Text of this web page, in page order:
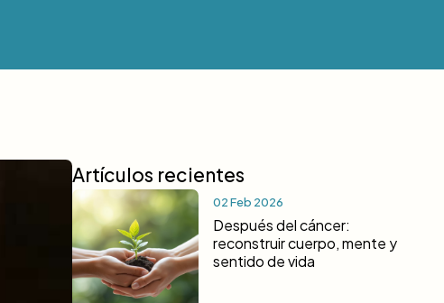
Artículos recientes
02 Feb 2026
Después del cáncer:
reconstruir cuerpo, mente y
sentido de vida